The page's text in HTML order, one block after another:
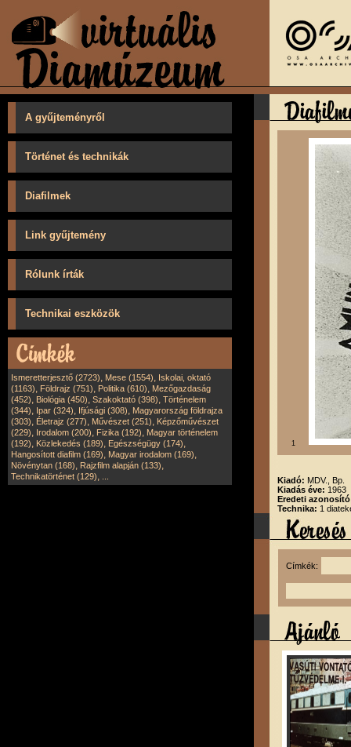
A gyűjteményről
Történet és technikák
Diafilmek
Link gyűjtemény
Rólunk írták
Technikai eszközök
Ismeretterjesztő (2723), Mese (1554), Iskolai, oktató
(1163), Földrajz (751), Politika (610), Mezőgazdaság
(452), Biológia (450), Szakoktató (398), Történelem
(344), Ipar (324), Ifjúsági (308), Magyarország földrajza
(303), Életrajz (277), Művészet (251), Képzőművészet
(229), Irodalom (200), Fizika (192), Magyar történelem
(192), Közlekedés (189), Egészségügy (174),
Hangosított diafilm (169), Magyar irodalom (169),
Növénytan (168), Rajzfilm alapján (133),
Technikatörténet (129),
1
Kiadó: MDV., Bp.
Kiadás éve: 1963
Eredeti
Technika: 1
Címkék: